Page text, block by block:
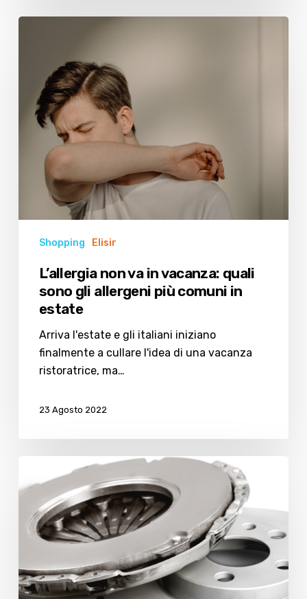
vacanza:
quali
sono
allergeni
comuni
in
estateShopping Elisir
L’allergia non va in vacanza: quali
sono gli allergeni più comuni in
estate
Arriva l'estate e gli italiani iniziano
finalmente a cullare l'idea di una vacanza
ristoratrice, ma…
23 Agosto 2022
sui
dischi
dei
freni.
dei
guasti,